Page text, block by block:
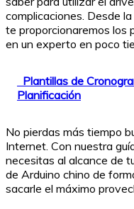
complicaciones. Desde
te proporcionaremos los
en un experto en poco
Plantillas de
Planificación
No pierdas más tiempo
Internet. Con nuestra
necesitas al alcance de
de Arduino chino de
sacarle el máximo